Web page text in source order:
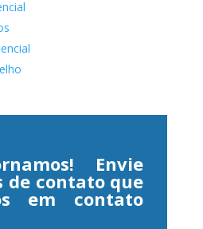
Envie
de contato que
em contato